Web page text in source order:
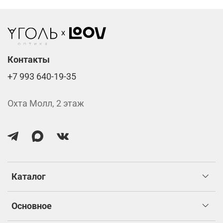
Каталог
Основное
Контакты
+7 993 640-19-35
Охта Молл, 2 этаж